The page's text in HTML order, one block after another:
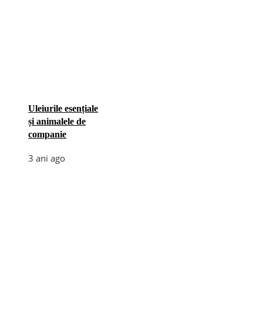
Uleiurile esențiale
și animalele de
companie
3 ani ago